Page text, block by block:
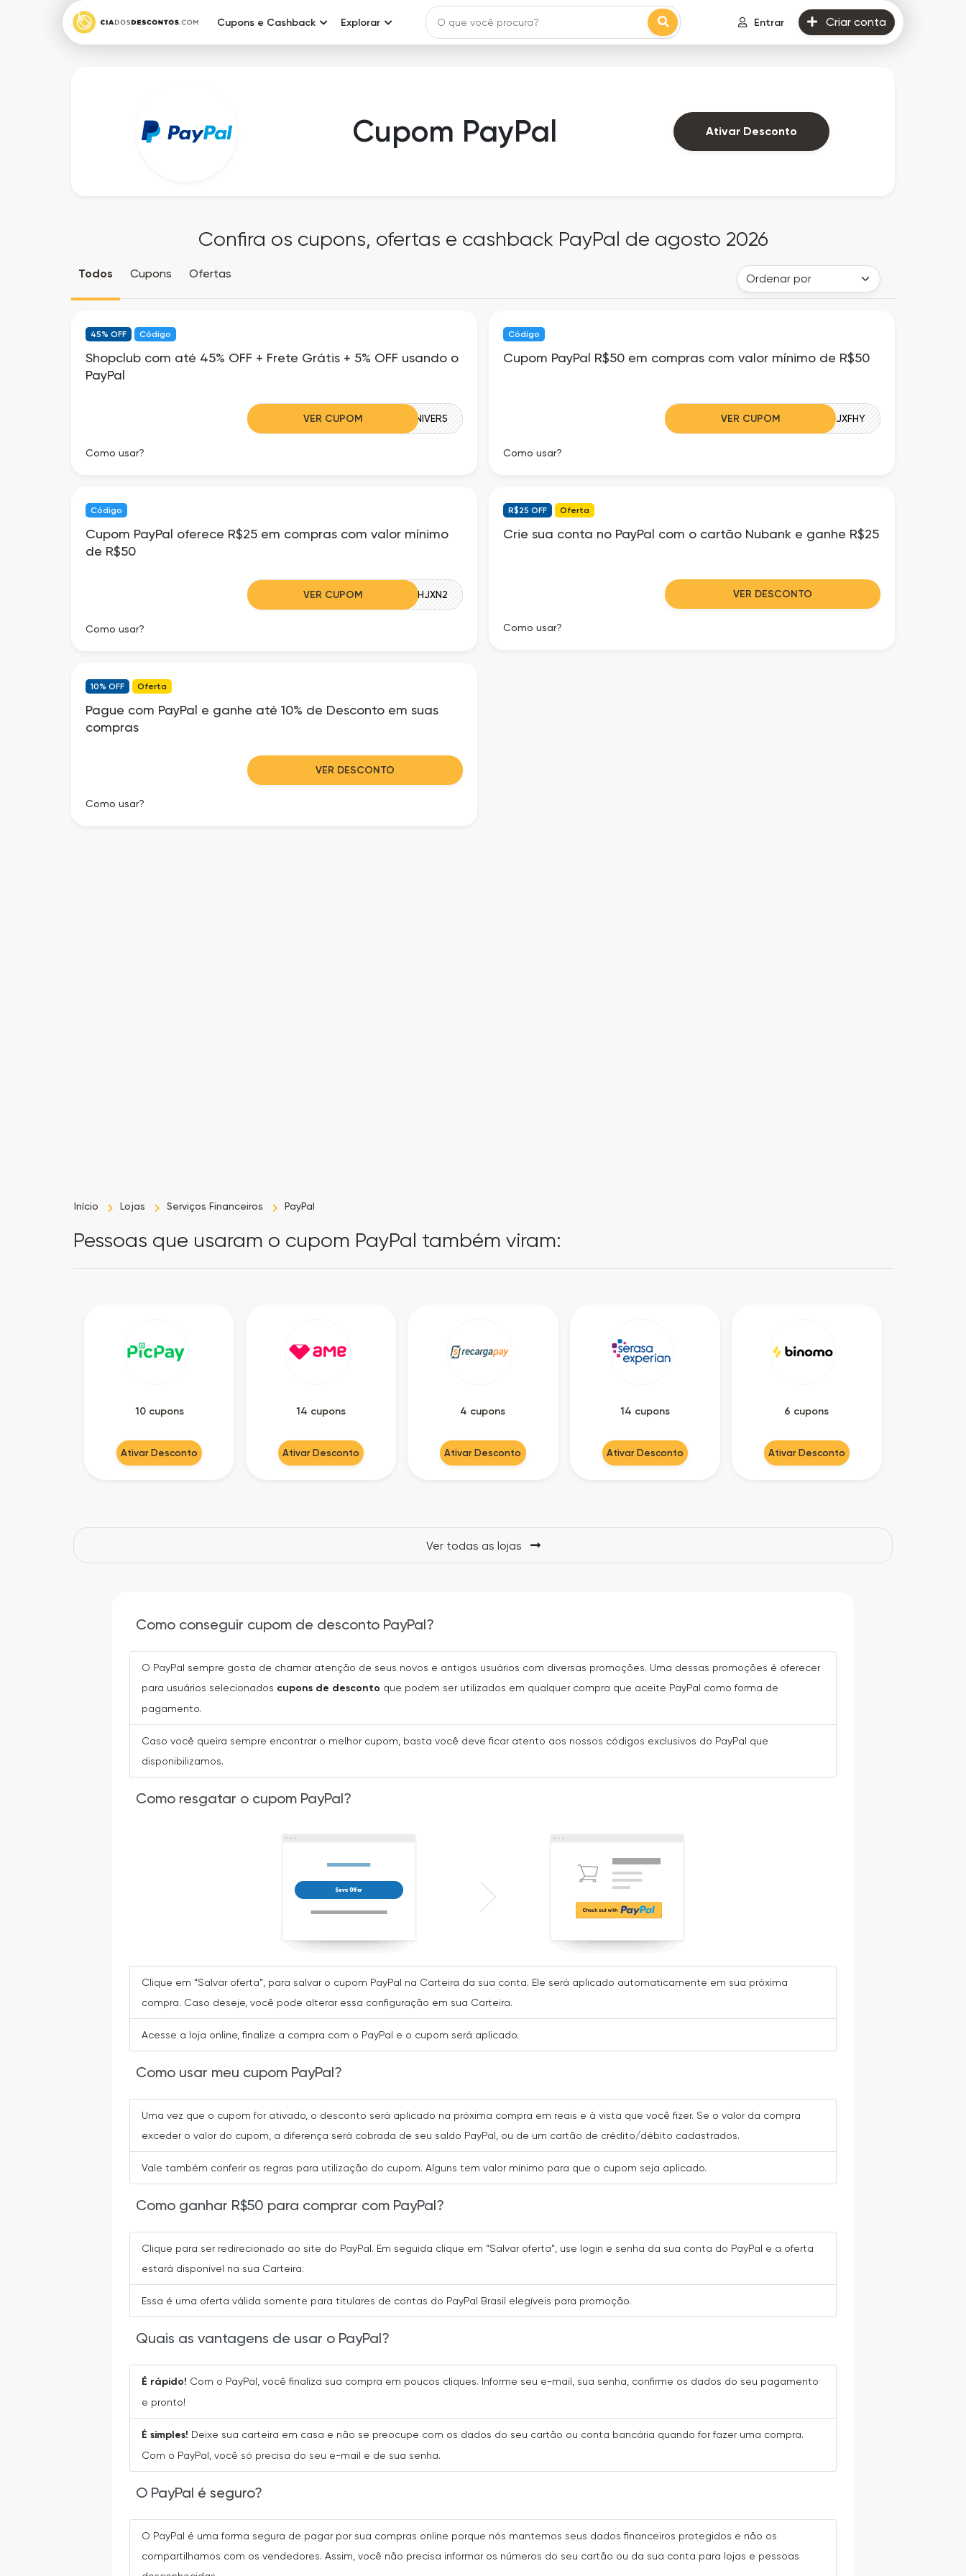
Cupons e Cashback Explorar Entrar Criar conta
Cupom PayPal Ativar Desconto
Confira os cupons, ofertas e cashback PayPal de agosto 2026
Todos Cupons Ofertas
45% OFF Código
Shopclub com até 45% OFF + Frete Grátis + 5% OFF usando o
PayPal
VER CUPOM ANIVER5
Como usar?
Código
Cupom PayPal R$50 em compras com valor mínimo de R$50
VER CUPOM MPVW6PH4JXFHY
Como usar?
Código
Cupom PayPal oferece R$25 em compras com valor mínimo
de R$50
VER CUPOM 6AT7FSY5HJXN2
Como usar?
R$25 OFF Oferta
Crie sua conta no PayPal com o cartão Nubank e ganhe R$25
VER DESCONTO
Como usar?
10% OFF Oferta
Pague com PayPal e ganhe até 10% de Desconto em suas
compras
VER DESCONTO
Como usar?
Início Lojas Serviços Financeiros PayPal
Pessoas que usaram o cupom PayPal também viram:
10 cupons
Ativar Desconto
14 cupons
Ativar Desconto
4 cupons
Ativar Desconto
14 cupons
Ativar Desconto
6 cupons
Ativar Desconto
Ver todas as lojas
Como conseguir cupom de desconto PayPal?
O PayPal sempre gosta de chamar atenção de seus novos e antigos usuários com diversas promoções. Uma dessas promoções é oferecer
para usuários selecionados cupons de desconto que podem ser utilizados em qualquer compra que aceite PayPal como forma de
pagamento.
Caso você queira sempre encontrar o melhor cupom, basta você deve ficar atento aos nossos códigos exclusivos do PayPal que
disponibilizamos.
Como resgatar o cupom PayPal?
Clique em “Salvar oferta”, para salvar o cupom PayPal na Carteira da sua conta. Ele será aplicado automaticamente em sua próxima
compra. Caso deseje, você pode alterar essa configuração em sua Carteira.
Acesse a loja online, finalize a compra com o PayPal e o cupom será aplicado.
Como usar meu cupom PayPal?
Uma vez que o cupom for ativado, o desconto será aplicado na próxima compra em reais e à vista que você fizer. Se o valor da compra
exceder o valor do cupom, a diferença será cobrada de seu saldo PayPal, ou de um cartão de crédito/débito cadastrados.
Vale também conferir as regras para utilização do cupom. Alguns tem valor mínimo para que o cupom seja aplicado.
Como ganhar R$50 para comprar com PayPal?
Clique para ser redirecionado ao site do PayPal. Em seguida clique em “Salvar oferta”, use login e senha da sua conta do PayPal e a oferta
estará disponível na sua Carteira.
Essa é uma oferta válida somente para titulares de contas do PayPal Brasil elegíveis para promoção.
Quais as vantagens de usar o PayPal?
É rápido! Com o PayPal, você finaliza sua compra em poucos cliques. Informe seu e-mail, sua senha, confirme os dados do seu pagamento
e pronto!
É simples! Deixe sua carteira em casa e não se preocupe com os dados do seu cartão ou conta bancária quando for fazer uma compra.
Com o PayPal, você só precisa do seu e-mail e de sua senha.
O PayPal é seguro?
O PayPal é uma forma segura de pagar por sua compras online porque nós mantemos seus dados financeiros protegidos e não os
compartilhamos com os vendedores. Assim, você não precisa informar os números do seu cartão ou da sua conta para lojas e pessoas